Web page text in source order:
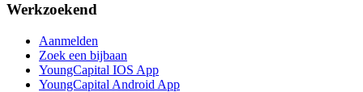
Werkzoekend
Aanmelden
Zoek een bijbaan
YoungCapital IOS App
YoungCapital Android App